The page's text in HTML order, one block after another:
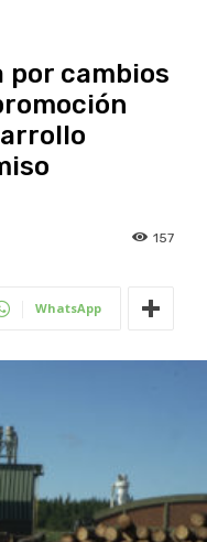
por cambios
157
WhatsApp